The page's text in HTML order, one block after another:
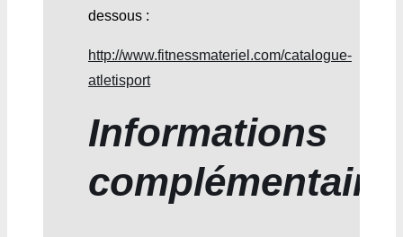
dessous :
http://www.fitnessmateriel.com/catalogue-
atletisport
Informations